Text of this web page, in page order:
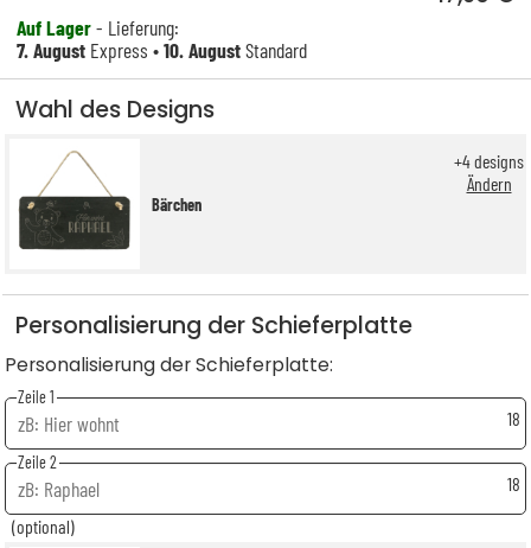
Auf Lager- Lieferung:
7. August Express •10. AugustStandard
Wahl des Designs
Bärchen
+4designs
Ändern
Personalisierung der Schieferplatte
Personalisierung der Schieferplatte:
Zeile 1
18
Zeile 2
18
(optional)